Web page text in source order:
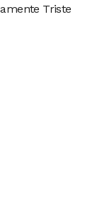
Triste